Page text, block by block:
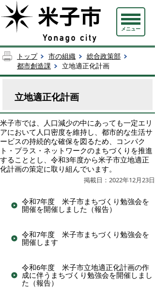
メニュー
トップ 市の組織
総合政策部
都市創造課
立地適正化計画
立地適正化計画
米子市では、人口減少の中にあっても一定エリ
アにおいて人口密度を維持し、都市的な生活サ
ービスの持続的な確保を図るため、コンパク
ト・プラス・ネットワークのまちづくりを推進
することとし、令和3年度から米子市立地適正
化計画の策定に取り組んでいます。
掲載日：2022年12月23日
令和7年度 米子市まちづくり勉強会を
開催を開催しました（報告）
令和7年度 米子市まちづくり勉強会を
開催します
令和6年度 米子市立地適正化計画の作
成に伴うまちづくり勉強会を開催しまし
た（報告）